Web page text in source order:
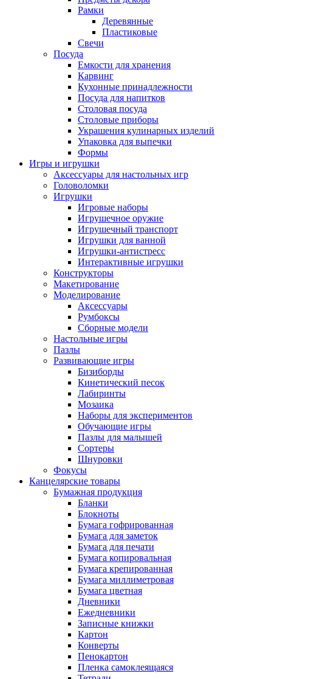
Рамки
Деревянные
Пластиковые
Свечи
Посуда
Емкости для хранения
Карвинг
Кухонные принадлежности
Посуда для напитков
Столовая посуда
Столовые приборы
Украшения кулинарных изделий
Упаковка для выпечки
Формы
Игры и игрушки
Аксессуары для настольных игр
Головоломки
Игрушки
Игровые наборы
Игрушечное оружие
Игрушечный транспорт
Игрушки для ванной
Игрушки-антистресс
Интерактивные игрушки
Конструкторы
Макетирование
Моделирование
Аксессуары
Румбоксы
Сборные модели
Настольные игры
Пазлы
Развивающие игры
Бизиборды
Кинетический песок
Лабиринты
Мозаика
Наборы для экспериментов
Обучающие игры
Пазлы для малышей
Сортеры
Шнуровки
Фокусы
Канцелярские товары
Бумажная продукция
Бланки
Блокноты
Бумага гофрированная
Бумага для заметок
Бумага для печати
Бумага копировальная
Бумага крепированная
Бумага миллиметровая
Бумага цветная
Дневники
Ежедневники
Записные книжки
Картон
Конверты
Пенокартон
Пленка самоклеящаяся